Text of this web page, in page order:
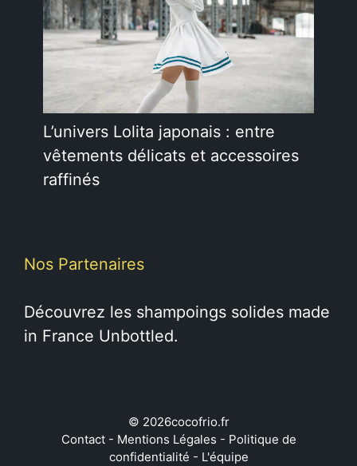
L’univers Lolita japonais : entre
vêtements délicats et accessoires
raffinés
Nos Partenaires
Découvrez les shampoings solides made
in France Unbottled.
© 2026cocofrio.fr
Contact- Mentions Légales - Politique de
confidentialité - L'équipe